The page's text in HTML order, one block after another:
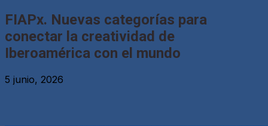
FIAPx. Nuevas categorías para
conectar la creatividad de
Iberoamérica con el mundo
5 junio, 2026